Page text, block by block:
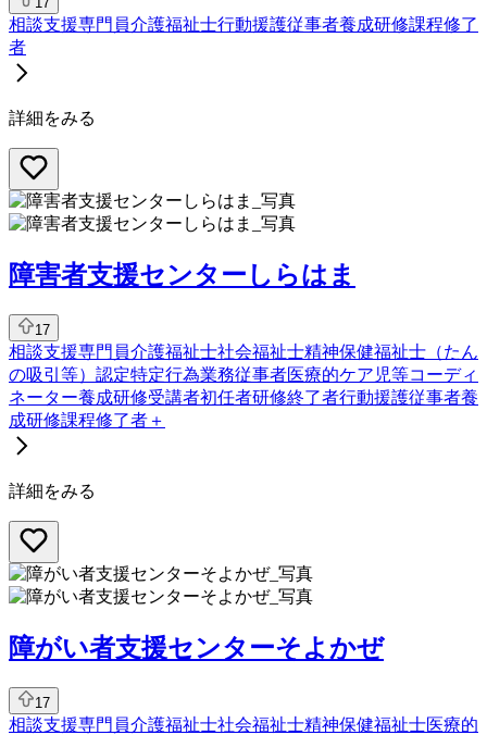
相談支援専門員介護福祉士行動援護従事者養成研修課程修了
者
詳細をみる
障害者支援センターしらはま
17
相談支援専門員介護福祉士社会福祉士精神保健福祉士 （たん
の吸引等）認定特定行為業務従事者医療的ケア児等コーディ
ネーター養成研修受講者初任者研修終了者行動援護従事者養
成研修課程修了者＋
詳細をみる
障がい者支援センターそよかぜ
17
相談支援専門員介護福祉士社会福祉士精神保健福祉士医療的